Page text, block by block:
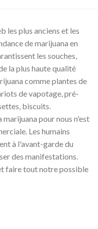
les plus anciens et les
de marijuana en
les souches,
la plus haute qualité
comme plantes de
de vapotage, pré-
biscuits.
pour nous n'est
Les humains
à l'avant-garde du
des manifestations.
faire tout notre possible